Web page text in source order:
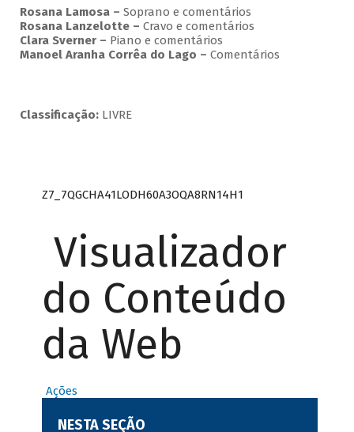
Rosana Lamosa – Soprano e comentários
Rosana Lanzelotte – Cravo e comentários
Clara Sverner – Piano e comentários
Manoel Aranha Corrêa do Lago – Comentários
Classificação:LIVRE
Z7_7QGCHA41LODH60A3OQA8RN14H1
Visualizador
do Conteúdo
da Web
Ações
NESTA SEÇÃO